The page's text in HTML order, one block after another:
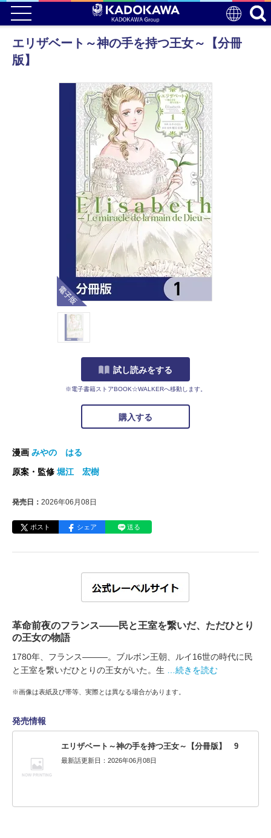
エリザベート～神の手を持つ王女～【分冊
版】
電子版
試し読みをする
※電子書籍ストアBOOK☆WALKERへ移動します。
購入する
漫画 みやの はる
原案・監修 堀江 宏樹
発売日： 2026年06月08日
ポスト シェア 送る
革命前夜のフランス――民と王室を繋いだ、ただひとり
の王女の物語
1780年、フランス―――。ブルボン王朝、ルイ16世の時代に民
と王室を繋いだひとりの王女がいた。生
…続きを読む
※画像は表紙及び帯等、実際とは異なる場合があります。
発売情報
エリザベート～神の手を持つ王女～【分冊版】 9
最新話更新日：2026年06月08日